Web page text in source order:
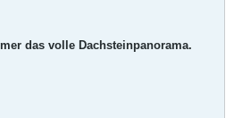
das volle Dachsteinpanorama.